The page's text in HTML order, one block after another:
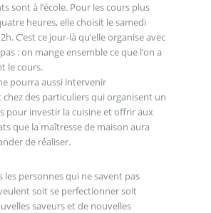
sont à l’école. Pour les cours plus
heures, elle choisit le samedi
C’est ce jour-là qu’elle organise avec
: on mange ensemble ce que l’on a
le cours.
pourra aussi intervenir
des particuliers qui organisent un
pour investir la cuisine et offrir aux
que la maîtresse de maison aura
de réaliser.
les personnes qui ne savent pas
soit se perfectionner soit
saveurs et de nouvelles